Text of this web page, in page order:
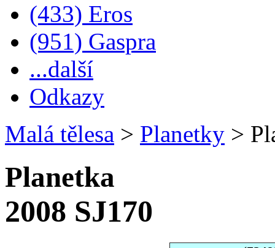
(433) Eros
(951) Gaspra
...další
Odkazy
Malá tělesa > Planetky >
Planetka
2008 SJ170